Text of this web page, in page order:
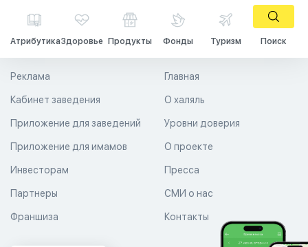
АтрибутикаЗдоровье Продукты Фонды Туризм Поиск
Главная
О халяль
Уровни доверия
Реклама
Кабинет заведения
Приложение для заведений
Приложение для имамов О проекте
Пресса
СМИ о нас
Контакты
Инвесторам
Партнеры
Франшиза